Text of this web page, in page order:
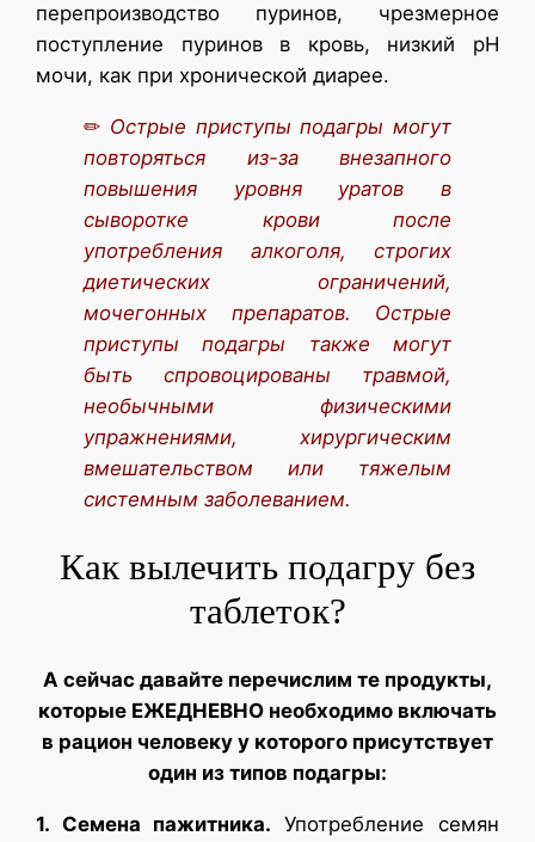
перепроизводство пуринов, чрезмерное
поступление пуринов в кровь, низкий pH
мочи, как при хронической диарее.
✏ Острые приступы подагры могут
повторяться из-за внезапного
повышения уровня уратов в
сыворотке крови после
употребления алкоголя, строгих
диетических ограничений,
мочегонных препаратов. Острые
приступы подагры также могут
быть спровоцированы травмой,
необычными физическими
упражнениями, хирургическим
вмешательством или тяжелым
системным заболеванием.
Как вылечить подагру без
таблеток?
А сейчас давайте перечислим те продукты,
которые ЕЖЕДНЕВНО необходимо включать
в рацион человеку у которого присутствует
один из типов подагры:
1. Семена пажитника. Употребление семян